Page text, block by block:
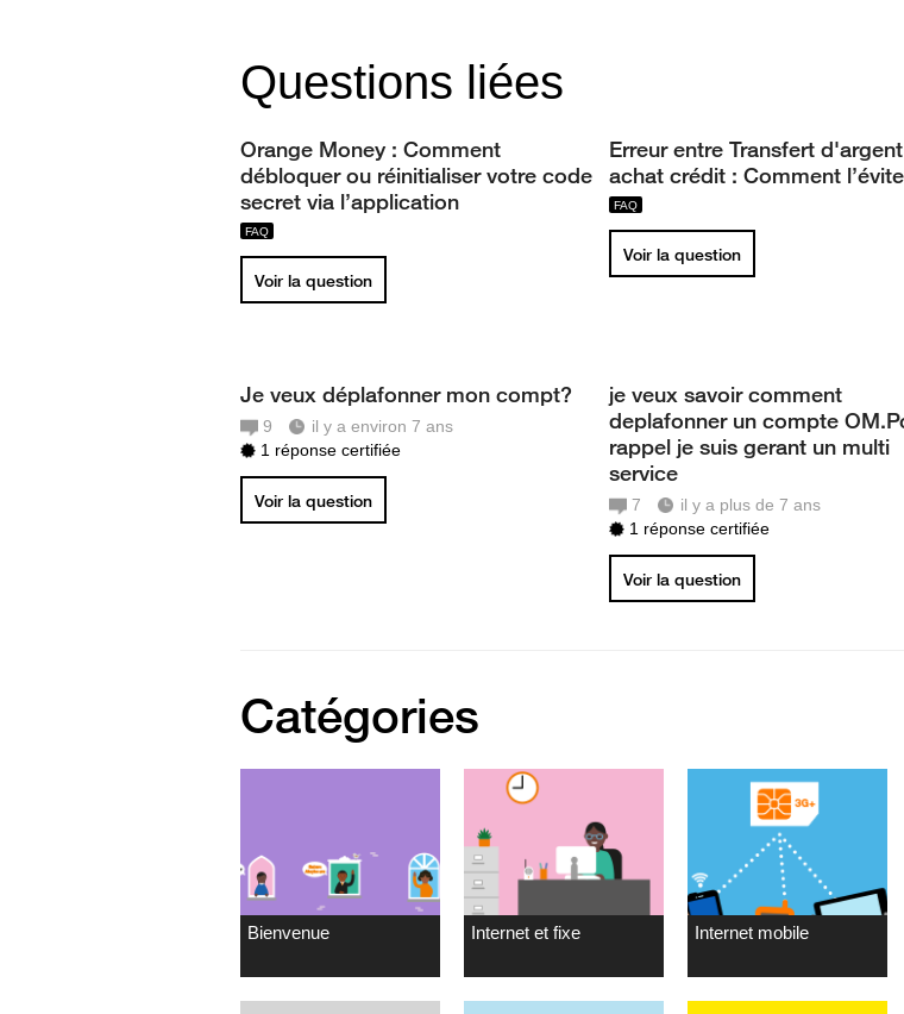
Questions liées
Orange Money : Comment
débloquer ou réinitialiser votre code
secret via l’application
Voir la question
Erreur entre Transfert
achat crédit : Comment
Voir la question
Je veux déplafonner mon compt?
9
il y a environ 7 ans
1 réponse certifiée
Voir la question
je veux savoir comment
deplafonner un compte
rappel je suis gerant un multi
service
7
il y a plus de 7 ans
1 réponse certifiée
Voir la question
Catégories
Bienvenue Internet et fixe Internet mobile